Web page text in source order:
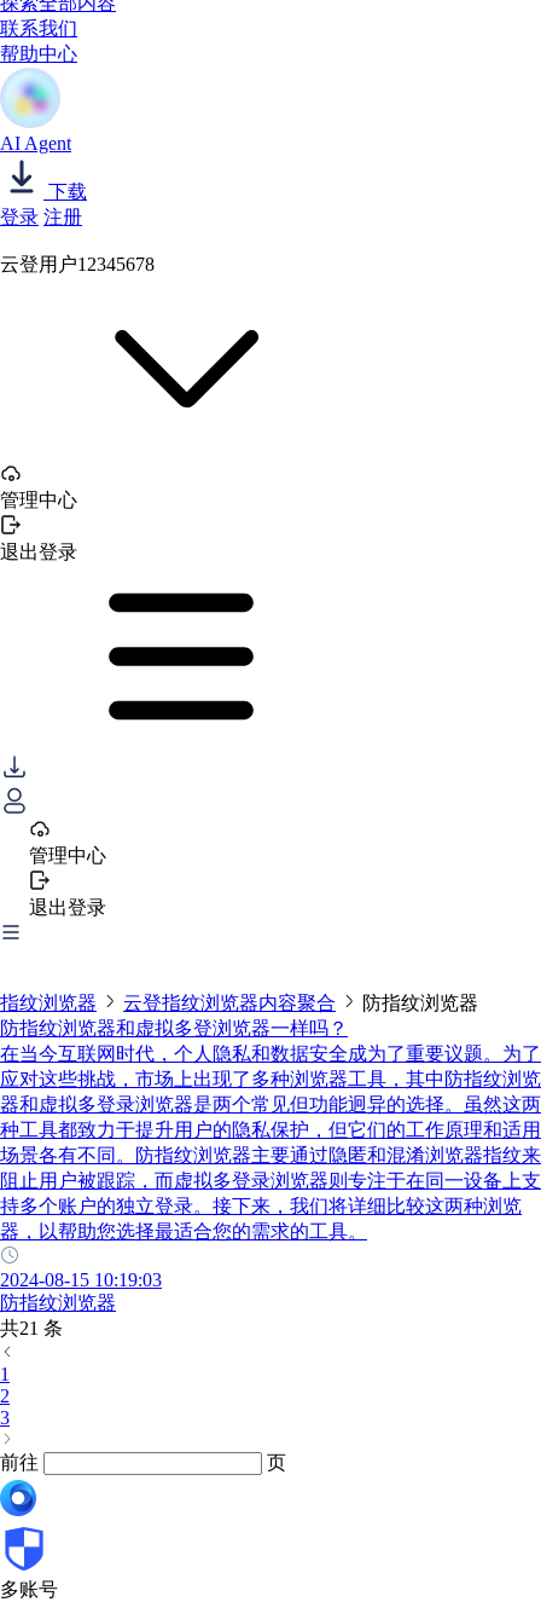
联系我们
帮助中心
AI Agent
下载
登录 注册
云登用户12345678
管理中心
退出登录
管理中心
退出登录
指纹浏览器 云登指纹浏览器内容聚合
防指纹浏览器
防指纹浏览器和虚拟多登浏览器一样吗？
在当今互联网时代，个人隐私和数据安全成为了重要议题。为了
应对这些挑战，市场上出现了多种浏览器工具，其中防指纹浏览
器和虚拟多登录浏览器是两个常见但功能迥异的选择。虽然这两
种工具都致力于提升用户的隐私保护，但它们的工作原理和适用
场景各有不同。防指纹浏览器主要通过隐匿和混淆浏览器指纹来
阻止用户被跟踪，而虚拟多登录浏览器则专注于在同一设备上支
持多个账户的独立登录。接下来，我们将详细比较这两种浏览
器，以帮助您选择最适合您的需求的工具。
2024-08-15 10:19:03
防指纹浏览器
共21 条
1
2
3
前往 页
多账号